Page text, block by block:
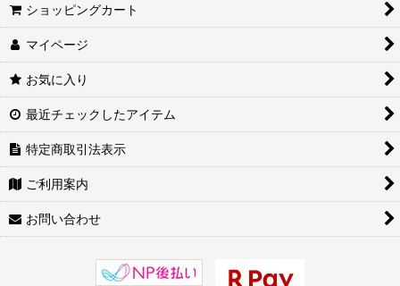
ショッピングカート
マイページ
お気に入り
最近チェックしたアイテム
特定商取引法表示
ご利用案内
お問い合わせ